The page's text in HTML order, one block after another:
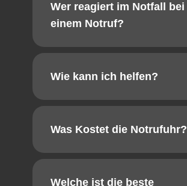
Wer reagiert im Notfall bei
einem Notruf?
Wie kann ich helfen?
Was Kostet die Notrufuhr?
Welche ist die beste